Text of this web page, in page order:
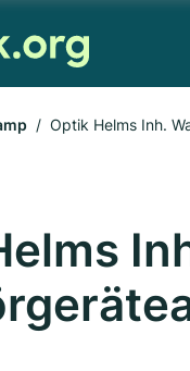
Optik Helms Inh.